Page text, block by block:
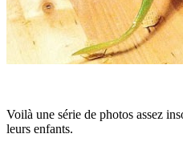
Voilà une série de photos assez
leurs enfants.